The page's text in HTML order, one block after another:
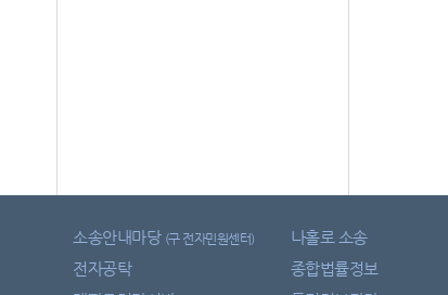
소송안내마당 (구 전자민원센터) 나홀로 소송
전자공탁
종합법률정보